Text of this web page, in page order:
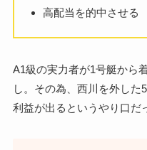
高配当を的中させる
A1級の実力者が1号艇から
し。その為、西川を外し
利益が出るというやり口だ